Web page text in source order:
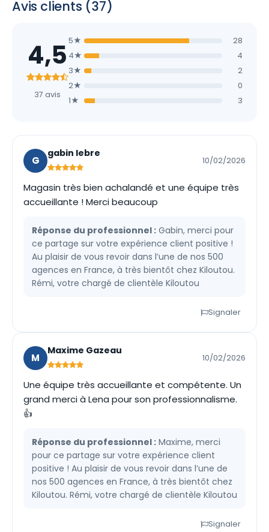
Avis clients (37)
4,5
37 avis
5★
28
4★
4
3★
2
2★
0
1★
3
G
gabin lebre
10/02/2026
Magasin très bien achalandé et une équipe très
accueillante ! Merci beaucoup
Réponse du professionnel : Gabin, merci pour
ce partage sur votre expérience client positive !
Au plaisir de vous revoir dans l’une de nos 500
agences en France, à très bientôt chez Kiloutou.
Rémi, votre chargé de clientèle Kiloutou
Signaler
M
Maxime Gazeau
10/02/2026
Une équipe très accueillante et compétente. Un
grand merci à Lena pour son professionnalisme.
👍
Réponse du professionnel : Maxime, merci
pour ce partage sur votre expérience client
positive ! Au plaisir de vous revoir dans l’une de
nos 500 agences en France, à très bientôt chez
Kiloutou. Rémi, votre chargé de clientèle Kiloutou
Signaler